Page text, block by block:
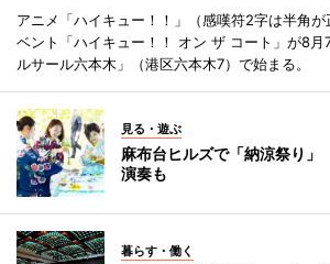
アニメ「ハイキュー！！」（感嘆符2字は半角
ベント「ハイキュー！！ オン ザ コート」が8月
ルサール六本木」（港区六本木7）で始まる。
見る・遊ぶ
麻布台ヒルズで「納涼祭り
演奏も
暮らす・働く